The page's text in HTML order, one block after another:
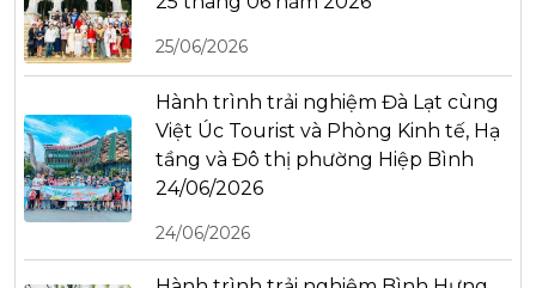
25/06/2026
Hành trình trải nghiệm Đà Lạt cùng
Việt Úc Tourist và Phòng Kinh tế, Hạ
tầng và Đô thị phường Hiệp Bình
24/06/2026
24/06/2026